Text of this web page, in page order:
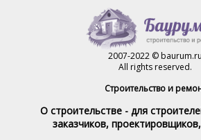
2007-2022 © baurum.ru
All rights reserved.
Строительство и
О строительстве - для
заказчиков,